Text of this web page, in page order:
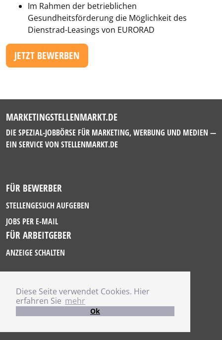
Diese Seite verwendet Cookies. Hier
erfahren Sie mehr
Ok
Im Rahmen der betrieblichen
Gesundheitsförderung die Möglichkeit des
Dienstrad-Leasings von EURORAD
JETZT BEWERBEN
MARKETINGSTELLENMARKT.DE
DIE SPEZIAL-JOBBÖRSE FÜR MARKETING, WERBUNG UND MEDIEN —
EIN SERVICE VON STELLENMARKT.DE
FÜR BEWERBER
STELLENGESUCH AUFGEBEN
JOBS PER E-MAIL
FÜR ARBEITGEBER
ANZEIGE SCHALTEN
IMPRESSUM
DATENSCHUTZ